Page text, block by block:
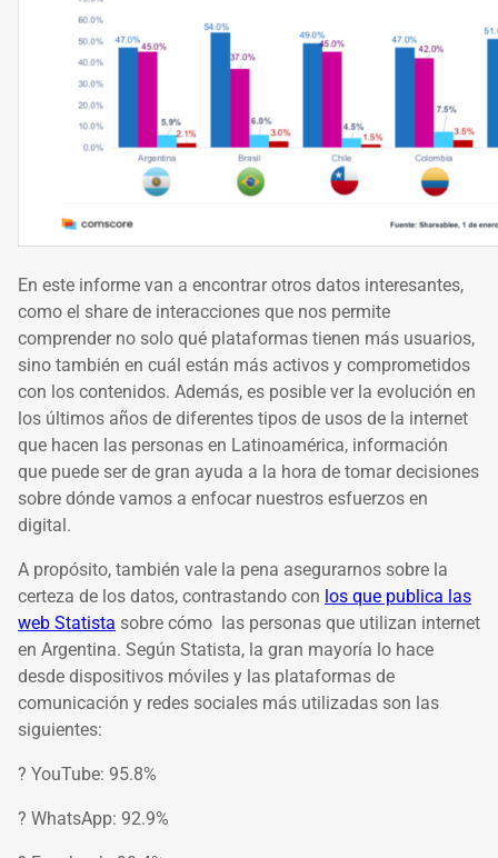
En este informe van a encontrar otros datos interesantes,
como el share de interacciones que nos permite
comprender no solo qué plataformas tienen más usuarios,
sino también en cuál están más activos y comprometidos
con los contenidos. Además, es posible ver la evolución en
los últimos años de diferentes tipos de usos de la internet
que hacen las personas en Latinoamérica, información
que puede ser de gran ayuda a la hora de tomar decisiones
sobre dónde vamos a enfocar nuestros esfuerzos en
digital.
A propósito, también vale la pena asegurarnos sobre la
certeza de los datos, contrastando con los que publica las
web Statista sobre cómo las personas que utilizan internet
en Argentina. Según Statista, la gran mayoría lo hace
desde dispositivos móviles y las plataformas de
comunicación y redes sociales más utilizadas son las
siguientes:
? YouTube: 95.8%
? WhatsApp: 92.9%